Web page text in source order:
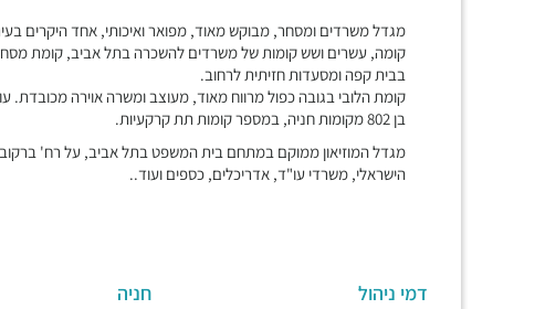
בבית קפה ומסעדות חזיתית לרחוב.
קומת הלובי בגובה כפול מרווח מאוד, מעוצב ומשרה אוירה מכובדת.
בן 802 מקומות חניה, במספר קומות תת קרקעיות.
מגדל המוזיאון ממוקם במתחם בית המשפט בתל אביב, על רח'
הישראלי, משרדי עו"ד, אדריכלים, כספים ועוד..
דמי ניהול חניה